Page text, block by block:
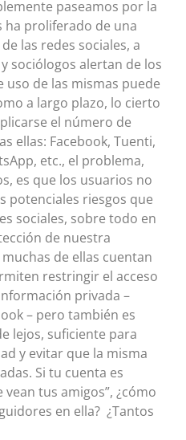
paseamos por la
ha proliferado de una
las redes sociales, a
sociólogos alertan de los
de las mismas puede
a largo plazo, lo cierto
el número de
ellas: Facebook, Tuenti,
etc., el problema,
es que los usuarios no
potenciales riesgos que
sociales, sobre todo en
de nuestra
de ellas cuentan
restringir el acceso
privada –
– pero también es
lejos, suficiente para
y evitar que la misma
Si tu cuenta es
tus amigos”, ¿cómo
en ella? ¿Tantos